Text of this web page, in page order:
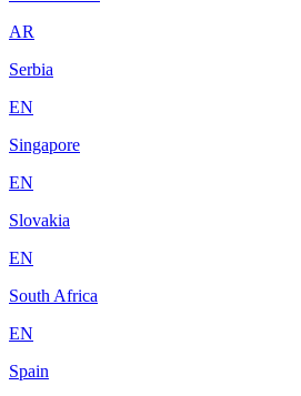
AR
Serbia
EN
Singapore
EN
Slovakia
EN
South Africa
EN
Spain